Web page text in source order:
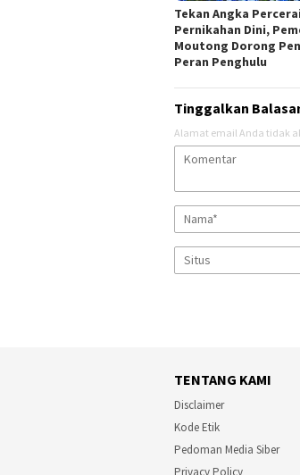
Tekan Angka
Pernikahan Dini,
Moutong Dorong
Peran Penghulu
Tinggalkan
Alamat email Anda tidak
TENTANG KAMI
Disclaimer
Kode Etik
Pedoman Media Siber
Privacy Policy